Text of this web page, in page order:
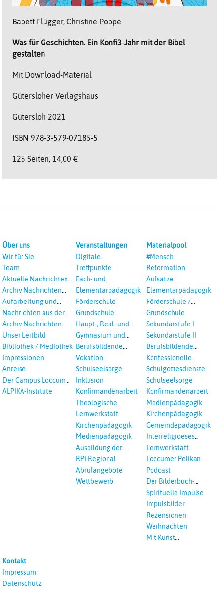
Babett Flügger, Christine Poppe
Was für Geschichten. Ein Konfi3-Jahr mit der Bibel
gestalten
Mit Download-Material
Gütersloher Verlagshaus
Gütersloh 2021
ISBN 978-3-579-07185-5
125 Seiten, 14,00 €
Über uns
Wir für Sie
Team
Aktuelle Nachrichten
aus dem RPI
Archiv Nachrichten
aus dem RPI ab 2018
Aufarbeitung und
Prävention
Landeskirche und EKD
Nachrichten aus der
Landeskirche
Archiv Nachrichten
aus der Landeskirche
Unser Leitbild
Bibliothek / Mediothek
Impressionen
Anreise
Der Campus Loccum
und Loccumer
ALPIKA-Institute
Veranstaltungen
Digitale
Veranstaltungen
Treffpunkte
Fach- und
Studientagungen
Elementarpädagogik
Förderschule
Grundschule
Haupt-, Real- und
Oberschule
Gymnasium und
Gesamtschule
Berufsbildende
Schulen
Vokation
Schulseelsorge
Inklusion
Konfirmandenarbeit
Theologische
Fortbildungen,
Interreligöses Lernen
Lernwerkstatt
Kirchenpädagogik
Medienpädagogik
Ausbildung der
Vikar*innen
RPI-Regional
Abrufangebote
Wettbewerb
Materialpool
#Mensch
Reformation
Aufsätze
Elementarpädagogik
Förderschule /
Inklusion
Grundschule
Sekundarstufe I
Sekundarstufe II
Berufsbildende
Schulen
Konfessionelle
Kooperation
Schulgottesdienste
Schulseelsorge
Konfirmandenarbeit
Medienpädagogik
Kirchenpädagogik
Gemeindepädagogik
Interreligioeses
Lernen
Lernwerkstatt
Loccumer Pelikan
Podcast
Der Bilderbuch-
Podcast
Spirituelle Impulse
Impulsbilder
Rezensionen
Weihnachten
Mit Kunst
Kontakt
Impressum
Datenschutz